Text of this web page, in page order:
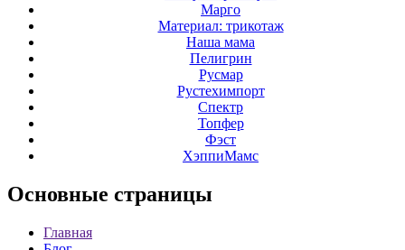
Марго
Материал: трикотаж
Наша мама
Пелигрин
Русмар
Рустехимпорт
Спектр
Топфер
Фэст
ХэппиМамс
Основные страницы
Главная